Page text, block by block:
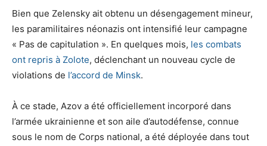
Bien que Zelensky ait obtenu un désengagement mineur,
les paramilitaires néonazis ont intensifié leur campagne
« Pas de capitulation ». En quelques mois, les combats
ont repris à Zolote, déclenchant un nouveau cycle de
violations de l’accord de Minsk.
À ce stade, Azov a été officiellement incorporé dans
l’armée ukrainienne et son aile d’autodéfense, connue
sous le nom de Corps national, a été déployée dans tout